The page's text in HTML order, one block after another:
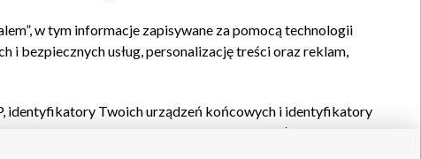
w tym informacje zapisywane za pomocą technologii
bezpiecznych usług, personalizację treści oraz reklam,
identyfikatory Twoich urządzeń końcowych i identyfikatory
oraz pozostałych
podstawowych reklam, wyboru spersonalizowanych